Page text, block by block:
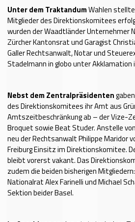
Unter dem TraktandumWahlen
Mitglieder des Direktionskomitees
wurden der Waadtländer Unternehmer
Zürcher Kantonsrat und Garagist
Galler Rechtsanwalt, Notar und
Stadelmann in globo unter
Nebst dem Zentralpräsidenten
des Direktionskomitees ihr Amt aus
Amtszeitbeschränkung ab – der Vize-
Broquet sowie Beat Studer. Anstelle
neu der Rechtsanwalt Philippe Maridor
Freiburg Einsitz im Direktionskomitee.
bleibt vorerst vakant. Das
zudem die beiden bisherigen
Nationalrat Alex Farinelli und Michael
Sektion beider Basel.